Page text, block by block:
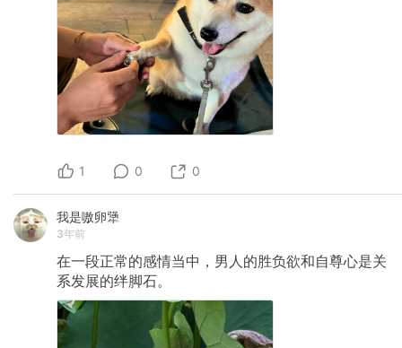
1 0 0
我是嗷卵犟
3年前
在一段正常的感情当中，男人的胜负欲和自尊心是关
系发展的绊脚石。